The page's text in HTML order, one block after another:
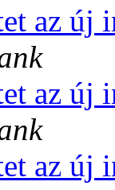
az új
az új
az új